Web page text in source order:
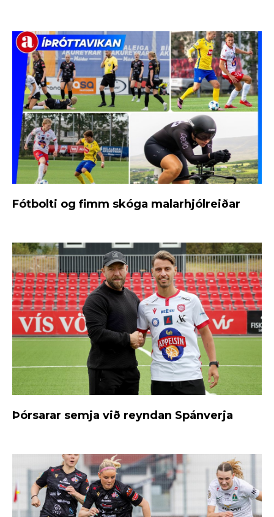
Fótbolti og fimm skóga malarhjólreiðar
Þórsarar semja við reyndan Spánverja